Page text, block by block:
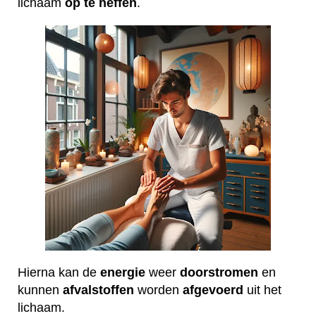
lichaam op te heffen.
Hierna kan de energie weer doorstromen en
kunnen afvalstoffen worden afgevoerd uit het
lichaam.